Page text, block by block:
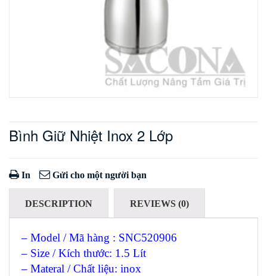
Bình Giữ Nhiệt Inox 2 Lớp
In Gửi cho một người bạn
DESCRIPTION REVIEWS (0)
– Model / Mã hàng : SNC520906
– Size / Kích thước: 1.5 Lít
– Materal / Chất liệu: inox